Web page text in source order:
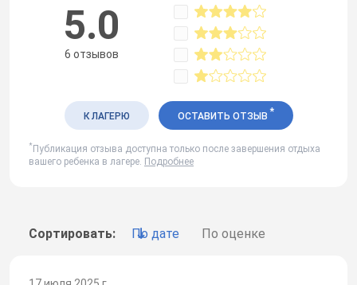
Сортировать: По дате По оценке
5.0
6 отзывов
К ЛАГЕРЮ ОСТАВИТЬ ОТЗЫВ *
* Публикация отзыва доступна только после завершения отдыха
вашего ребенка в лагере. Подробнее